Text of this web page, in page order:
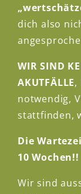
Teile
X
Über den Autor:
dich also
WIR SIND
AKUTFÄLLE,
notwendig,
stattfinden,
Die
10 Wochen!!
Wir sind